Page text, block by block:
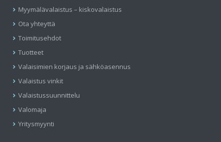
Myymälävalaistus – kiskovalaistus
Ota yhteyttä
Toimitusehdot
Tuotteet
Valaisimien korjaus ja sähköasennus
Valaistus vinkit
Valaistussuunnittelu
Valomaja
Yritysmyynti